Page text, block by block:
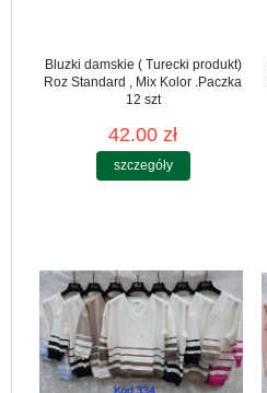
Bluzki damskie ( Turecki produkt)
Roz Standard , Mix Kolor .Paczka
12 szt
42.00 zł
szczegóły